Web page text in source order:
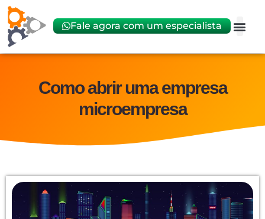
Fale agora com um especialista
Como abrir uma empresa
microempresa